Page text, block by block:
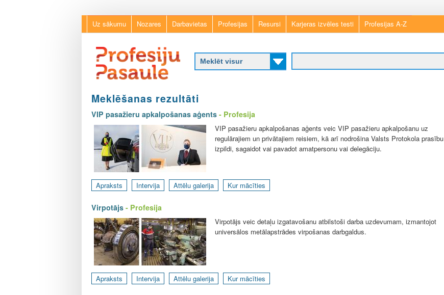
Skip
to
Uz sākumu Nozares Darbavietas Profesijas Resursi Karjeras izvēles testi Profesijas A-Z
r
o
f
e
s
i
u
p
a
a
u
l
e
Meklēšanas rezultāti
VIP pasažieru apkalpošanas aģents - Profesija
VIP pasažieru apkalpošanas aģents veic VIP pasažieru apkalpošanu uz
regulārajiem un privātajiem reisiem, kā arī nodrošina Valsts Protokola prasību
izpildi, sagaidot vai pavadot amatpersonu vai delegāciju.
Apraksts Intervija Attēlu galerija Kur mācīties
Virpotājs - Profesija
Virpotājs veic detaļu izgatavošanu atbilstoši darba uzdevumam, izmantojot
universālos metālapstrādes virpošanas darbgaldus.
Apraksts Intervija Attēlu galerija Kur mācīties